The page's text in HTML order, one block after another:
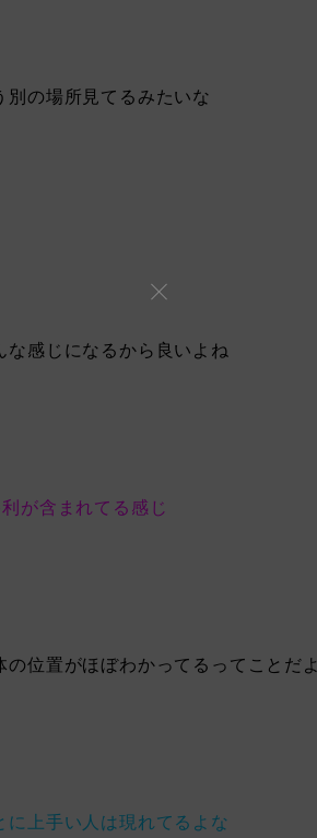
の場所見てるみたいな
感じになるから良いよね
が含まれてる感じ
位置がほぼわかってるってことだよ
上手い人は現れてるよな